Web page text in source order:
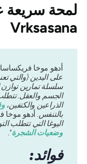
لمحة سريعة
Vrksasana
أدهو موخا
على اليدين (والتي
سلسلة تمارين توازن
الجسم والعقل.
الذراعين والكتفين،
بالتنفس.أدهو موخا
اليوغا التي تتطلب
وضعيات الشجرة".
فوائد: